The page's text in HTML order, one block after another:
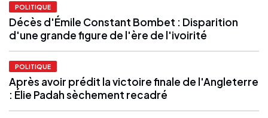
POLITIQUE
Décès d'Émile Constant Bombet : Disparition
d'une grande figure de l'ère de l'ivoirité
POLITIQUE
Après avoir prédit la victoire finale de l'Angleterre
: Élie Padah sèchement recadré